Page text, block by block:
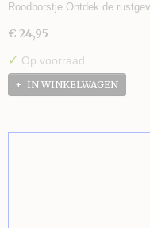
Roodborstje Ontdek de
€ 24,95
✓ Op voorraad
IN WINKELWAGEN